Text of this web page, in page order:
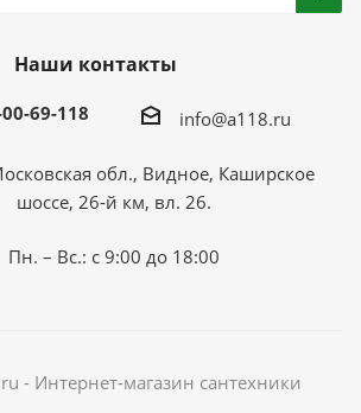
Наши контакты
69-118 info@a118.ru
обл., Видное, Каширское
шоссе, 26-й км, вл. 26.
Пн. – Вс.: с 9:00 до 18:00
- Интернет-магазин сантехники